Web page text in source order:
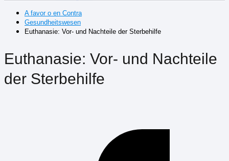
A favor o en Contra
Gesundheitswesen
Euthanasie: Vor- und Nachteile der Sterbehilfe
Euthanasie: Vor- und Nachteile
der Sterbehilfe